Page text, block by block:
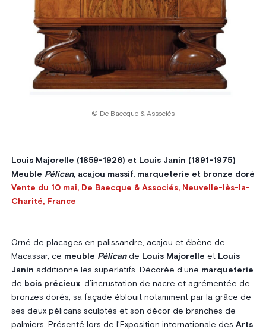
© De Baecque & Associés
Louis Majorelle (1859-1926) et Louis Janin (1891-1975)
Meuble Pélican, acajou massif, marqueterie et bronze doré
Vente du 10 mai, De Baecque & Associés, Neuvelle-lès-la-
Charité, France
Orné de placages en palissandre, acajou et ébène de
Macassar, ce meuble Pélicande Louis Majorelle et Louis
Janin additionne les superlatifs. Décorée d’une marqueterie
de bois précieux, d’incrustation de nacre et agrémentée de
bronzes dorés, sa façade éblouit notamment par la grâce de
ses deux pélicans sculptés et son décor de branches de
palmiers. Présenté lors de l’Exposition internationale des Arts